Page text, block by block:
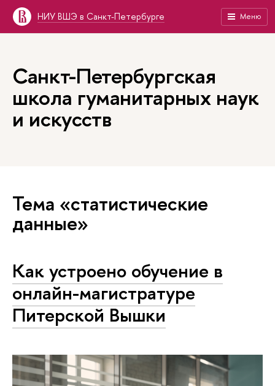
НИУ ВШЭ в Санкт-Петербурге Меню
Санкт-Петербургская
школа гуманитарных наук
и искусств
Тема «статистические
данные»
Как устроено обучение в
онлайн-магистратуре
Питерской Вышки